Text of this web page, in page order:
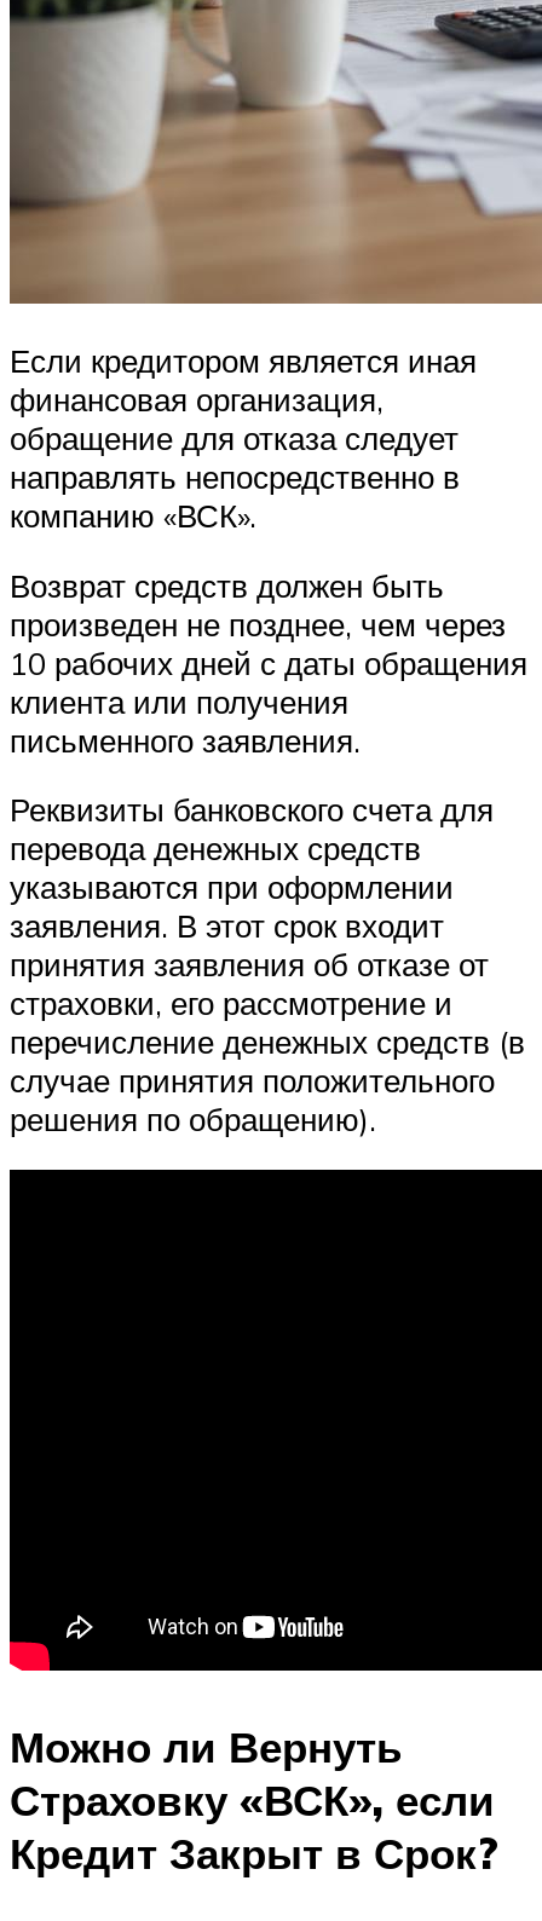
Если кредитором является иная
финансовая организация,
обращение для отказа следует
направлять непосредственно в
компанию «ВСК».
Возврат средств должен быть
произведен не позднее, чем через
10 рабочих дней с даты обращения
клиента или получения
письменного заявления.
Реквизиты банковского счета для
перевода денежных средств
указываются при оформлении
заявления. В этот срок входит
принятия заявления об отказе от
страховки, его рассмотрение и
перечисление денежных средств (в
случае принятия положительного
решения по обращению).
Можно ли Вернуть
Страховку «ВСК», если
Кредит Закрыт в Срок?